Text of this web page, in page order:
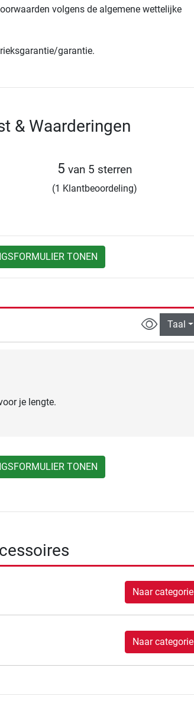
volgens de algemene wettelijke
garantie.
& Waarderingen
5 van 5 sterren
(1 Klantbeoordeling)
TONEN
Taal
je lengte.
TONEN
Naar categorie
Naar categorie